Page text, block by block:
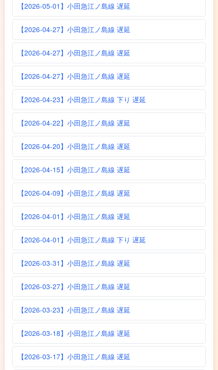
【2026-05-01】小田急江ノ島線 遅延
【2026-04-27】小田急江ノ島線 遅延
【2026-04-27】小田急江ノ島線 遅延
【2026-04-27】小田急江ノ島線 遅延
【2026-04-23】小田急江ノ島線 下り 遅延
【2026-04-22】小田急江ノ島線 遅延
【2026-04-20】小田急江ノ島線 遅延
【2026-04-15】小田急江ノ島線 遅延
【2026-04-09】小田急江ノ島線 遅延
【2026-04-01】小田急江ノ島線 遅延
【2026-04-01】小田急江ノ島線 下り 遅延
【2026-03-31】小田急江ノ島線 遅延
【2026-03-27】小田急江ノ島線 遅延
【2026-03-23】小田急江ノ島線 遅延
【2026-03-18】小田急江ノ島線 遅延
【2026-03-17】小田急江ノ島線 遅延